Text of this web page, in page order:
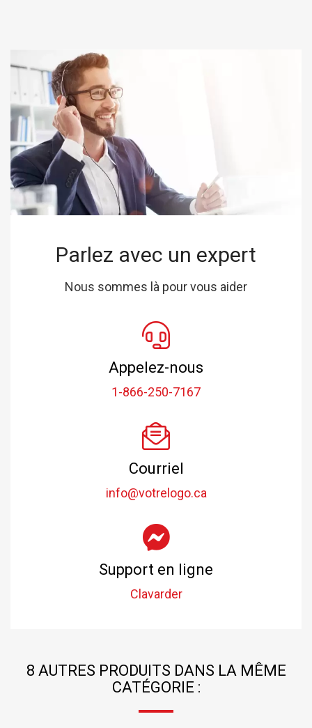
Parlez avec un expert
Nous sommes là pour vous aider
Appelez-nous
1-866-250-7167
Courriel
info@votrelogo.ca
Support en ligne
Clavarder
8 AUTRES PRODUITS DANS LA MÊME
CATÉGORIE :